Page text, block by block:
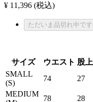
¥ 11,396 (税込)
ただいま品切れ中です
サイズ ウエスト 股上
SMALL
(S)
74 27
MEDIUM
78 28